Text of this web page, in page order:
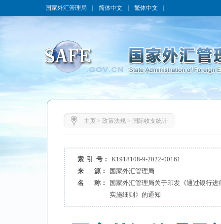
国家外汇管理局 简体中文 繁体中文
主页> 政策法规> 国际收支统计
索 引 号：
K1918108-9-2022-00161
来 源：
国家外汇管理局
名 称：
国家外汇管理局关于印发《通过银行
实施细则》的通知